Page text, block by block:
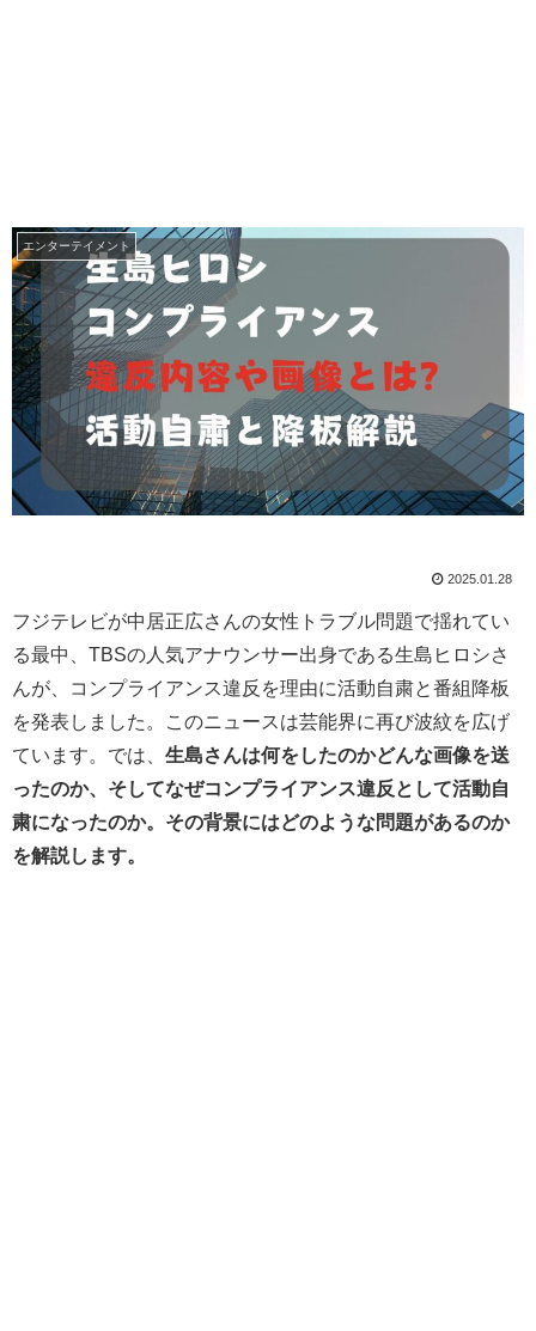
エンターテイメント
2025.01.28
フジテレビが中居正広さんの女性トラブル問題で揺れてい
る最中、TBSの人気アナウンサー出身である生島ヒロシさ
んが、コンプライアンス違反を理由に活動自粛と番組降板
を発表しました。このニュースは芸能界に再び波紋を広げ
ています。では、 生島さんは何をしたのかどんな画像を送
ったのか、そしてなぜコンプライアンス違反として活動自
粛になったのか。その背景にはどのような問題があるのか
を解説します。